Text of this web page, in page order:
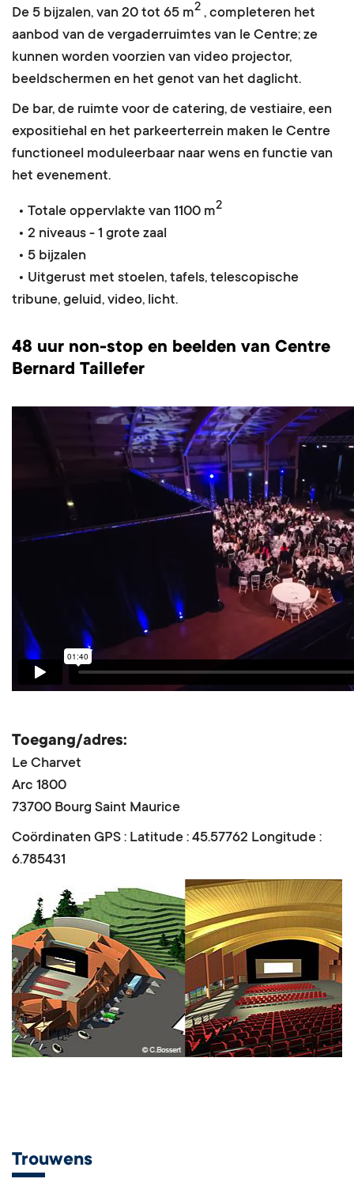
De 5 bijzalen, van 20 tot 65 m2 , completeren het
aanbod van de vergaderruimtes van le Centre; ze
kunnen worden voorzien van video projector,
beeldschermen en het genot van het daglicht.
De bar, de ruimte voor de catering, de vestiaire, een
expositiehal en het parkeerterrein maken le Centre
functioneel moduleerbaar naar wens en functie van
het evenement.
• Totale oppervlakte van 1100 m2
• 2 niveaus - 1 grote zaal
• 5 bijzalen
• Uitgerust met stoelen, tafels, telescopische
tribune, geluid, video, licht.
48 uur non-stop en beelden van Centre
Bernard Taillefer
Toegang/adres:
Le Charvet
Arc 1800
73700 Bourg Saint Maurice
Coördinaten GPS : Latitude : 45.57762 Longitude :
6.785431
Trouwens